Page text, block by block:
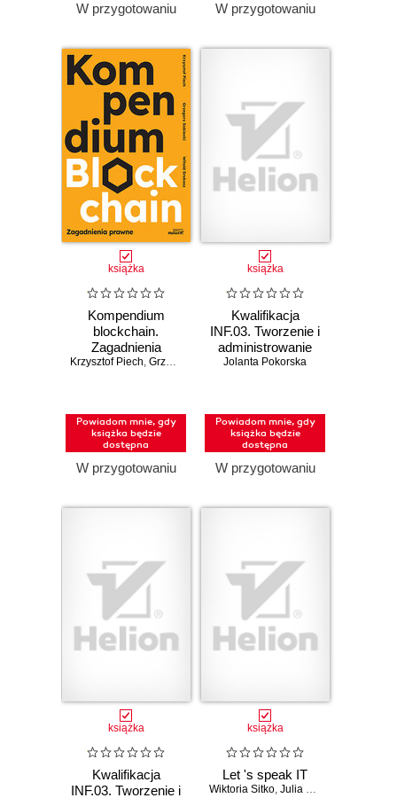
W przygotowaniu W przygotowaniu
książka
Kompendium
blockchain.
Zagadnienia
prawne
Krzysztof Piech, Grzegorz Sobiecki ,Witold Srokosz
Powiadom mnie, gdy
książka będzie
dostępna
W przygotowaniu
książka
Kwalifikacja
INF.03. Tworzenie i
administrowanie
stronami i
bazami danych.
Część 1.
Projektowanie
internetowych.
nauki zawodu
(Wydanie II)
Jolanta Pokorska
Powiadom mnie, gdy
książka będzie
dostępna
W przygotowaniu
książka
Kwalifikacja
INF.03. Tworzenie i
książka
Let 's speak IT
Wiktoria Sitko, Julia Rybska